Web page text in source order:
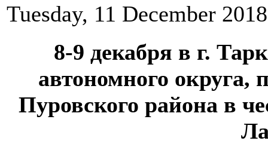
Tuesday, 11 December
8-9 декабря в г.
автономного округа,
Пуровского района в